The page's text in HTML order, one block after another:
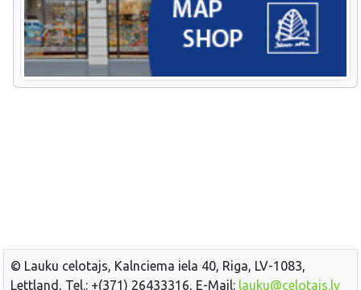
© Lauku celotajs, Kalnciema iela 40, Riga, LV-1083,
Lettland, Tel.: +(371) 26433316, E-Mail: lauku@celotajs.lv